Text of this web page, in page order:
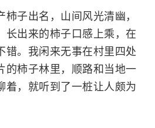
子出名，山间风光清幽，
长出来的柿子口感上乘，在
错。我闲来无事在村里四处
的柿子林里，顺路和当地一
着，就听到了一桩让人颇为